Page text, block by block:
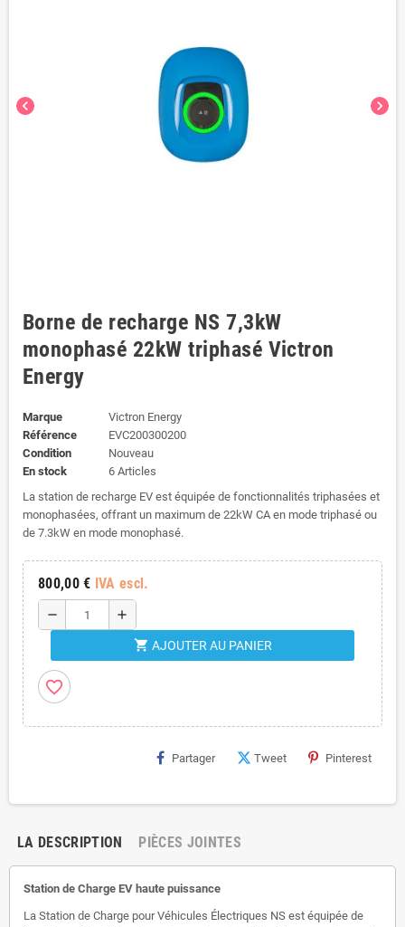
chevron_left chevron_right
Borne de recharge NS 7,3kW
monophasé 22kW triphasé Victron
Energy
Marque
Victron Energy
Référence
EVC200300200
Condition
Nouveau
En stock
6 Articles
La station de recharge EV est équipée de fonctionnalités triphasées et
monophasées, offrant un maximum de 22kW CA en mode triphasé ou
de 7.3kW en mode monophasé.
800,00 € IVA escl.
remove add
shopping_cart AJOUTER AU PANIER
favorite_border
Partager Tweet Pinterest
LA DESCRIPTION PIÈCES JOINTES
Station de Charge EV haute puissance
La Station de Charge pour Véhicules Électriques NS est équipée de